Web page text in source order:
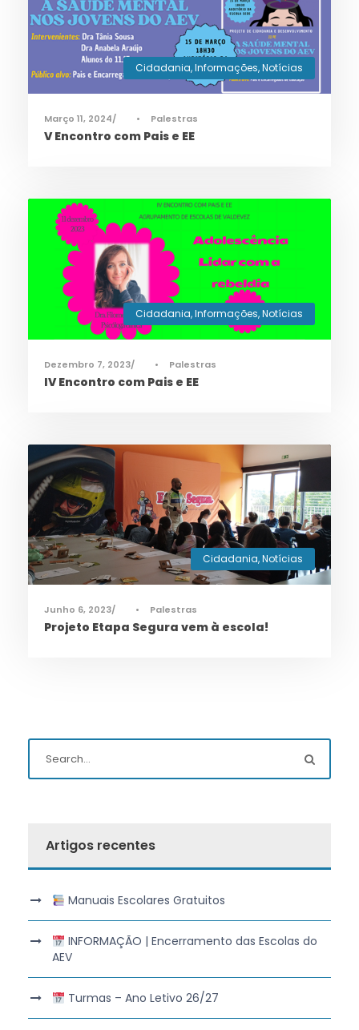
Cidadania,Informações,Notícias
Março 11, 2024 • Palestras
V Encontro com Pais e EE
Cidadania,Informações,Notícias
Dezembro 7, 2023 • Palestras
IV Encontro com Pais e EE
Cidadania,Notícias
Junho 6, 2023 • Palestras
Projeto Etapa Segura vem à escola!
Artigos recentes
Manuais Escolares Gratuitos
INFORMAÇÃO | Encerramento das Escolas do
AEV
Turmas – Ano Letivo 26/27